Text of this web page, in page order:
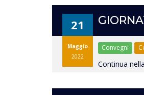
21
Maggio
2022
Convegni
Continua